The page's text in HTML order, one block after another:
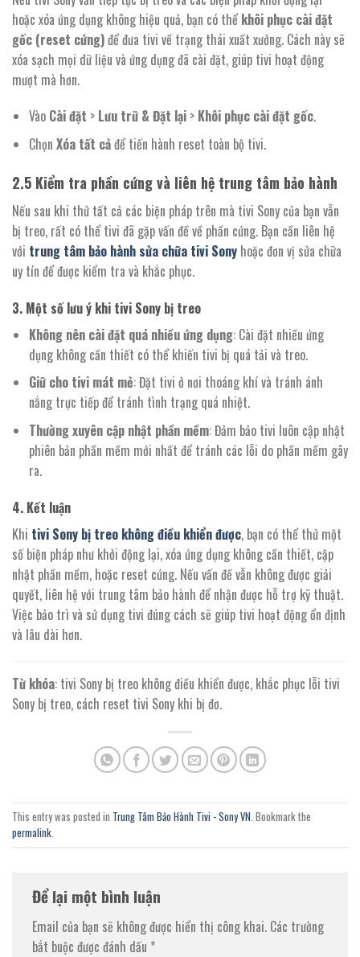
hoặc xóa ứng dụng không hiệu quả, bạn có thểkhôi phục cài đặt
gốc (reset cứng)để đưa tivi về trạng thái xuất xưởng. Cách này sẽ
xóa sạch mọi dữ liệu và ứng dụng đã cài đặt, giúp tivi hoạt động
mượt mà hơn.
Vào Cài đặt > Lưu trữ & Đặt lại> Khôi phục cài đặt gốc.
Chọn Xóa tất cảđể tiến hành reset toàn bộ tivi.
2.5 Kiểm tra phần cứng và liên hệ trung tâm bảo hành
Nếu sau khi thử tất cả các biện pháp trên mà tivi Sony của bạn vẫn
bị treo, rất có thể tivi đã gặp vấn đề về phần cứng. Bạn cần liên hệ
với trung tâm bảo hành sửa chữa tivi Sony hoặc đơn vị sửa chữa
uy tín để được kiểm tra và khắc phục.
3. Một số lưu ý khi tivi Sony bị treo
Không nên cài đặt quá nhiều ứng dụng: Cài đặt nhiều ứng
dụng không cần thiết có thể khiến tivi bị quá tải và treo.
Giữ cho tivi mát mẻ: Đặt tivi ở nơi thoáng khí và tránh ánh
nắng trực tiếp để tránh tình trạng quá nhiệt.
Thường xuyên cập nhật phần mềm: Đảm bảo tivi luôn cập nhật
phiên bản phần mềm mới nhất để tránh các lỗi do phần mềm gây
ra.
4. Kết luận
Khi tivi Sony bị treo không điều khiển được, bạn có thể thử một
số biện pháp như khởi động lại, xóa ứng dụng không cần thiết, cập
nhật phần mềm, hoặc reset cứng. Nếu vấn đề vẫn không được giải
quyết, liên hệ với trung tâm bảo hành để nhận được hỗ trợ kỹ thuật.
Việc bảo trì và sử dụng tivi đúng cách sẽ giúp tivi hoạt động ổn định
và lâu dài hơn.
Từ khóa: tivi Sony bị treo không điều khiển được, khắc phục lỗi tivi
Sony bị treo, cách reset tivi Sony khi bị đơ.
This entry was posted in Trung Tâm Bảo Hành Tivi - Sony VN . Bookmark the
permalink
Để lại một bình luận
Email của bạn sẽ không được hiển thị công khai. Các trường
bắt buộc được đánh dấu *